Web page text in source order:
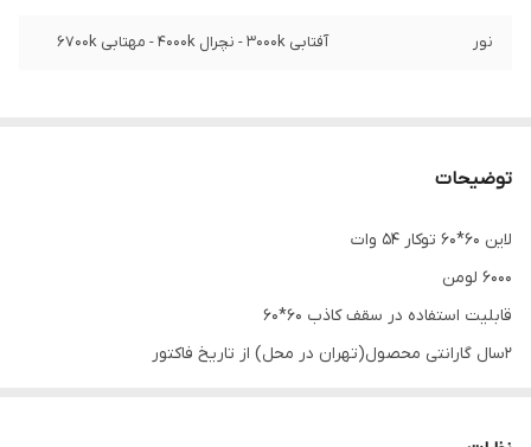
نور آفتابی 3000k - نچرال 4000k - مهتابی 6700k
توضیحات
لاین 60*60 توکار 54 وات
6000 لومن
قابلیت استفاده در سقف کاذب 60*60
2سال گارانتی محصول(تهران در محل) از تاریخ فاکتور